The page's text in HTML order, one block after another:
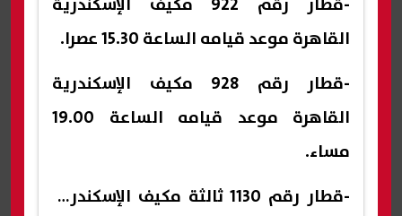
القاهرة موعد قيامه الساعة 15.30 عصرا.
-قطار رقم 928 مكيف الإسكندرية
القاهرة موعد قيامه الساعة 19.00
مساء.
-قطار رقم 1130 ثالثة مكيف الإسكندرية